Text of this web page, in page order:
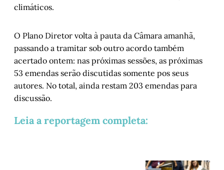
climáticos.
O Plano Diretor volta à pauta da Câmara amanhã,
passando a tramitar sob outro acordo também
acertado ontem: nas próximas sessões, as próximas
53 emendas serão discutidas somente pos seus
autores. No total, ainda restam 203 emendas para
discussão.
Leia a reportagem completa: